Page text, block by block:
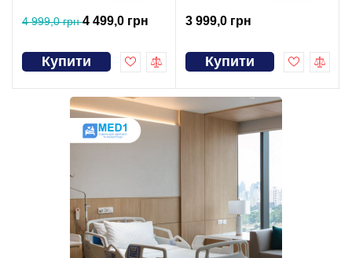
4 999,0 грн4 499,0 грн
Купити
3 999,0 грн
Купити